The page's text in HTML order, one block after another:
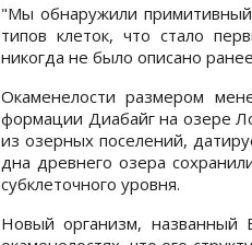
"Мы обнаружили
типов клеток, что стало
никогда не было описано
Окаменелости размером
формации Диабайг на озере
из озерных поселений,
дна древнего озера
субклеточного уровня.
Новый организм, названный